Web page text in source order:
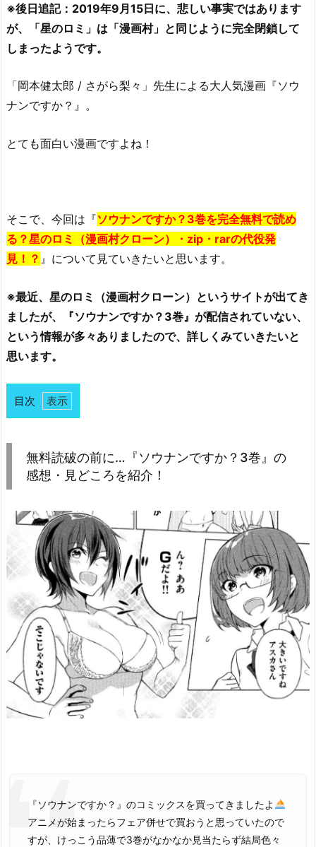
※後日追記：2019年9月15日に、悲しい事実ではあります
が、「星のロミ」は「漫画村」と同じように完全閉鎖して
しまったようです。
「岡本健太郎 / さがら梨々」先生による大人気漫画『ソウ
ナンですか？』。
とても面白い漫画ですよね！
そこで、今回は『ソウナンですか？3巻を完全無料で読め
る？星のロミ（漫画村クローン）・zip・rarの代役発
見！？ 』について見ていきたいと思います。
※最近、星のロミ（漫画村クローン）というサイトが出てき
ましたが、『ソウナンですか？3巻』が配信されていない、
という情報が多々ありましたので、詳しくみていきたいと
思います。
目次
1.
前
ウ
ナ
ン
で
す
か？
3
巻』
無料読破の前に…『ソウナンですか？3巻』の
感想・見どころを紹介！
『ソウナンですか？』のコミックスを買ってきましたよ
アニメが始まったらフェア併せで買おうと思っていたので
すが、けっこう品薄で3巻がなかなか見当たらず結局色々